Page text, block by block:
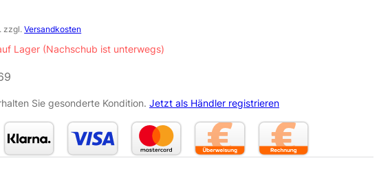
zzgl.Versandkosten
Lager (Nachschub ist unterwegs)
Sie gesonderte Kondition. Jetzt als Händler registrieren